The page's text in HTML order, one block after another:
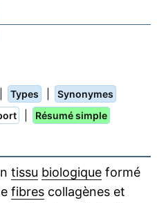
Types Synonymes
Résumé simple
tissu biologiqueformé
fibrescollagènes et